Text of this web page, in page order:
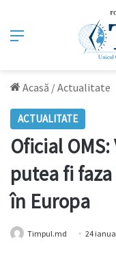
Meniu
Acasă /Actualitate
ACTUALITATE
Oficial
putea fi
în Europa
Timpul.md 24